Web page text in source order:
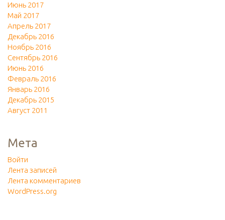
Июнь 2017
Май 2017
Апрель 2017
Декабрь 2016
Ноябрь 2016
Сентябрь 2016
Июнь 2016
Февраль 2016
Январь 2016
Декабрь 2015
Август 2011
Мета
Войти
Лента записей
Лента комментариев
WordPress.org